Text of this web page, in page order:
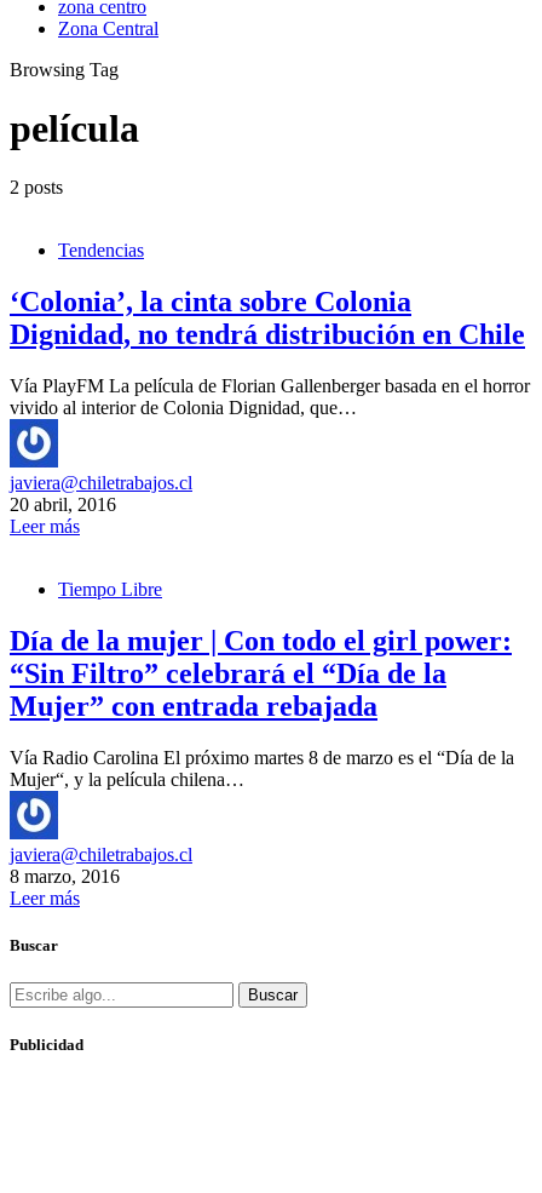
zona centro
Zona Central
Browsing Tag
película
2 posts
Tendencias
‘Colonia’, la cinta sobre Colonia
Dignidad, no tendrá distribución en Chile
Vía PlayFM La película de Florian Gallenberger basada en el horror
vivido al interior de Colonia Dignidad, que…
javiera@chiletrabajos.cl
20 abril, 2016
Leer más
Tiempo Libre
Día de la mujer | Con todo el girl power:
“Sin Filtro” celebrará el “Día de la
Mujer” con entrada rebajada
Vía Radio Carolina El próximo martes 8 de marzo es el “Día de la
Mujer“, y la película chilena…
javiera@chiletrabajos.cl
8 marzo, 2016
Leer más
Buscar
Buscar
Publicidad